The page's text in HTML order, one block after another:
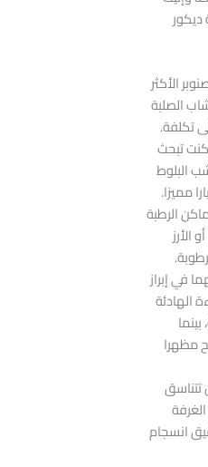
الأكثر
الصلبة
تكلفة.
تبحث
البلوط
مميزا.
الرطبة
الأرز
في إبراز
الهادئة
مظهرا
تتناسق
انسجام